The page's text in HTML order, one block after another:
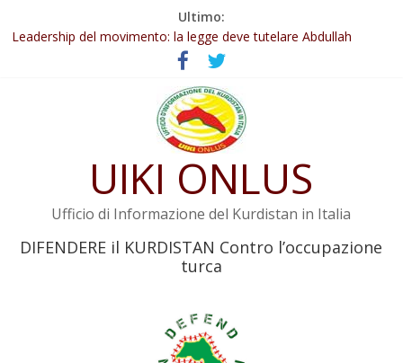
Ultimo:
Leadership del movimento: la legge deve tutelare Abdullah
Commissione donne del KNK: Şengal è di nuovo sotto minaccia
Non tenere conto della situazione di Rêber Apo ostacolerebbe
Il KNK chiede un’azione internazionale contro i crimini di guerra
Abdullah Öcalan: Le legge negativa deve essere trasformata in
UIKI ONLUS
Ufficio di Informazione del Kurdistan in Italia
DIFENDERE il KURDISTAN Contro l’occupazione
turca